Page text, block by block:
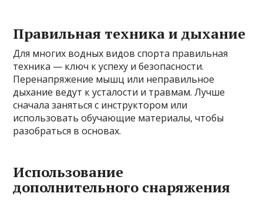
Правильная техника и дыхание
Для многих водных видов спорта правильная
техника — ключ к успеху и безопасности.
Перенапряжение мышц или неправильное
дыхание ведут к усталости и травмам. Лучше
сначала заняться с инструктором или
использовать обучающие материалы, чтобы
разобраться в основах.
Использование
дополнительного снаряжения